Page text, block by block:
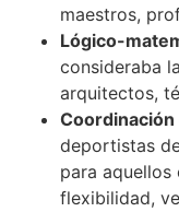
maestros,
Lógico-
consideraba
arquitectos,
deportistas
para
flexibilidad,